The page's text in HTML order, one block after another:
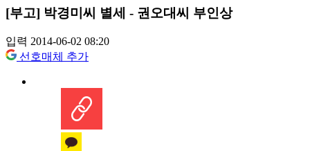
[부고] 박경미씨 별세 - 권오대씨 부인상
입력 2014-06-02 08:20
선호매체 추가